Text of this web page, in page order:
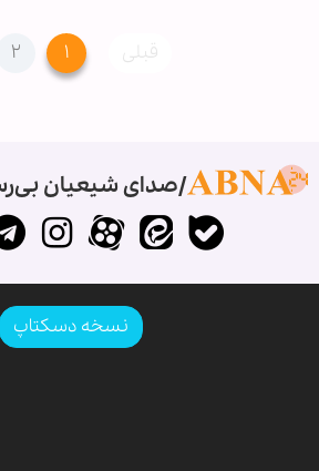
قبلی ۱ ۲
صدای شیعیان
نسخه دسکتاپ